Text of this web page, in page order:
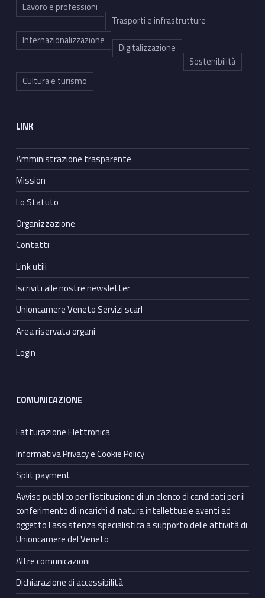
Lavoro e professioni
Trasporti e infrastrutture
Internazionalizzazione
Digitalizzazione
Sostenibilità
Cultura e turismo
LINK
Amministrazione trasparente
Mission
Lo Statuto
Organizzazione
Contatti
Link utili
Iscriviti alle nostre newsletter
Unioncamere Veneto Servizi scarl
Area riservata organi
Login
COMUNICAZIONE
Fatturazione Elettronica
Informativa Privacy e Cookie Policy
Split payment
Avviso pubblico per l’istituzione di un elenco di candidati per il
conferimento di incarichi di natura intellettuale aventi ad
oggetto l’assistenza specialistica a supporto delle attività di
Unioncamere del Veneto
Altre comunicazioni
Dichiarazione di accessibilità